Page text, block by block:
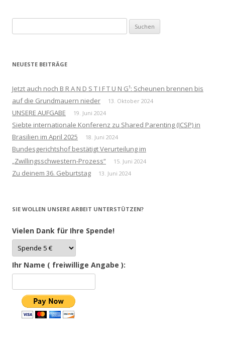
nach:
NEUESTE BEITRÄGE
Jetzt auch noch B R A N D S T I F T U N G¹: Scheunen brennen bis
auf die Grundmauern nieder
13. Oktober 2024
UNSERE AUFGABE 19. Juni 2024
Siebte internationale Konferenz zu Shared Parenting (ICSP) in
Brasilien im April 2025
18. Juni 2024
Bundesgerichtshof bestätigt Verurteilung im
„Zwillingsschwestern-Prozess“
15. Juni 2024
Zu deinem 36. Geburtstag 13. Juni 2024
SIE WOLLEN UNSERE ARBEIT UNTERSTÜTZEN?
Vielen Dank für Ihre Spende!
Ihr Name ( freiwillige Angabe ):